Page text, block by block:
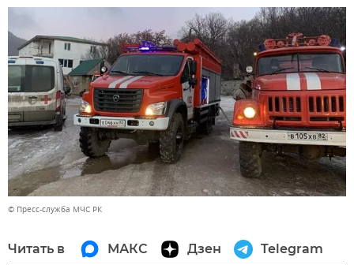
© Пресс-служба МЧС РК
Читать в МАКС Дзен Telegram